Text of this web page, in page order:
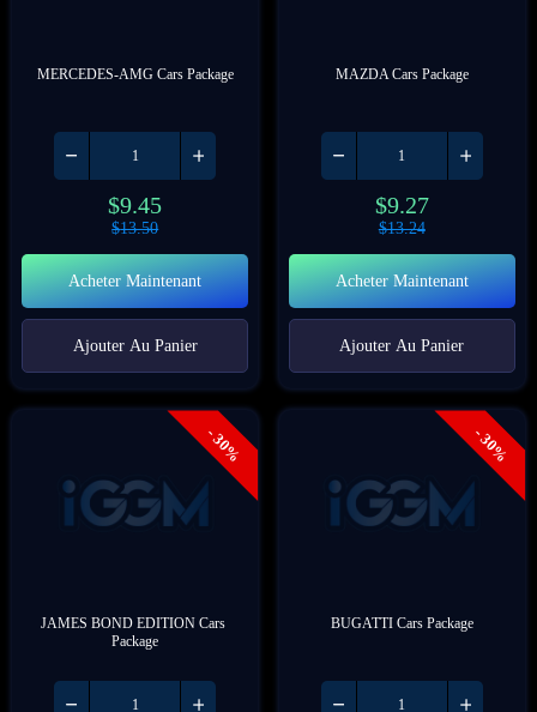
MERCEDES-AMG Cars Package
$9.45
$13.50
Acheter Maintenant
Ajouter Au Panier
MAZDA Cars Package
$9.27
$13.24
Acheter Maintenant
Ajouter Au Panier
- 30%
JAMES BOND EDITION Cars
Package
- 30%
BUGATTI Cars Package